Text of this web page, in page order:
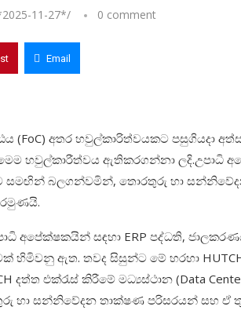
2025-11-27*/ 0 comment
Email
(FoC) අතර හවුල්කාරිත්වයකට පසුගියදා
හවුල්කාරීත්වය ඇතිකරගන්නා ලදි.උපාධි
සමඟින් බලගන්වමින්, තොරතුරු හා
අපේක්ෂකයින් සඳහා ERP පද්ධති,
හිමිවනු ඇත. තවද සිසුන්ට මේ හරහා
එක්රැස් කිරීමේ මධ්‍යස්ථාන (Data
සන්නිවේදන තාක්ෂණ පරිසරයන් සහ ඒ